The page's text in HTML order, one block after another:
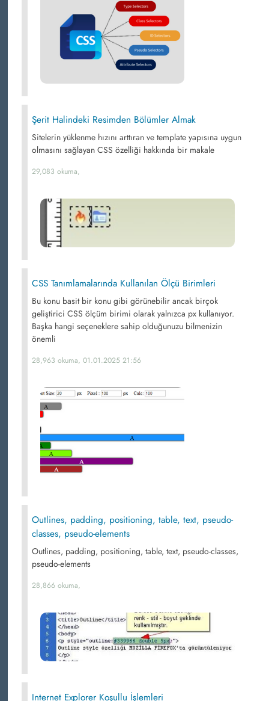
Şerit Halindeki Resimden Bölümler Almak
Sitelerin yüklenme hızını arttıran ve template yapısına uygun
olmasını sağlayan CSS özelliği hakkında bir makale
29,083 okuma,
CSS Tanımlamalarında Kullanılan Ölçü Birimleri
Bu konu basit bir konu gibi görünebilir ancak birçok
geliştirici CSS ölçüm birimi olarak yalnızca px kullanıyor.
Başka hangi seçeneklere sahip olduğunuzu bilmenizin
önemli
28,963 okuma, 01.01.2025 21:56
Outlines, padding, positioning, table, text, pseudo-
classes, pseudo-elements
Outlines, padding, positioning, table, text, pseudo-classes,
pseudo-elements
28,866 okuma,
Internet Explorer Koşullu İşlemleri